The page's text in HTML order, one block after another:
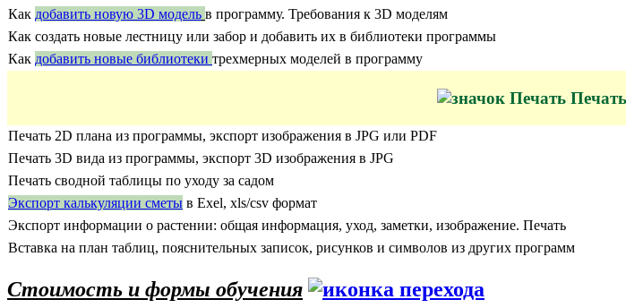
Как добавить новую 3D модель в программу. Требования к 3D моделям
Как создать новые лестницу или забор и добавить их в библиотеки программы
Как добавить новые библиотеки трехмерных моделей в программу
Печать 2D плана из программы, экспорт изображения в JPG или PDF
Печать 3D вида из программы, экспорт 3D изображения в JPG
Печать сводной таблицы по уходу за садом
Экспорт калькуляции сметы в Exel, xls/csv формат
Экспорт информации о растении: общая информация, уход, заметки, изображение. Печать
Вставка на план таблиц, пояснительных записок, рисунков и символов из других программ
Стоимость и формы обучения